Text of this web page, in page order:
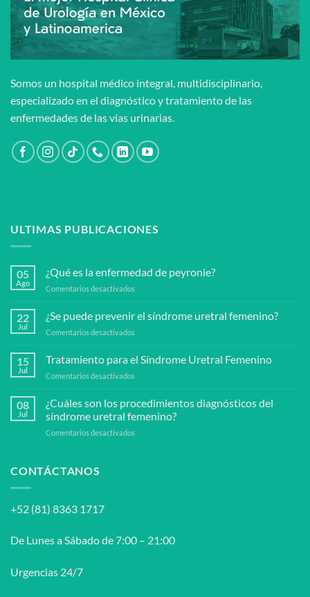
Somos un hospital médico integral, multidisciplinario,
especializado en el diagnóstico y tratamiento de las
enfermedades de las vías urinarias.
ULTIMAS PUBLICACIONES
05
Ago
¿Qué es la enfermedad de peyronie?
Comentarios desactivados
la
enfermedad
peyronie?
22
Jul
¿Se puede prevenir el síndrome uretral femenino?
Comentarios desactivados
puede
prevenir
el
uretral
femenino?
15
Jul
Tratamiento para el Síndrome Uretral Femenino
Comentarios desactivados
el
Síndrome
Uretral
08
Jul
¿Cuáles son los procedimientos diagnósticos del
síndrome uretral femenino?
Comentarios desactivados
femenino?
CONTÁCTANOS
+52 (81) 8363 1717
De Lunes a Sábado de 7:00 – 21:00
Urgencias 24/7